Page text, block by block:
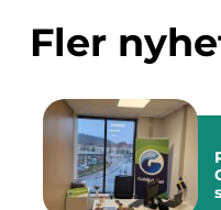
Fler